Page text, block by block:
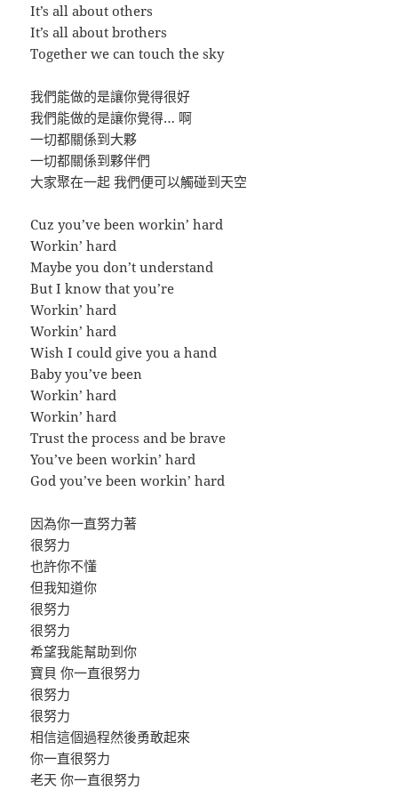
It’s all about others
It’s all about brothers
Together we can touch the sky
我們能做的是讓你覺得很好
我們能做的是讓你覺得… 啊
一切都關係到大夥
一切都關係到夥伴們
大家聚在一起 我們便可以觸碰到天空
Cuz you’ve been workin’ hard
Workin’ hard
Maybe you don’t understand
But I know that you’re
Workin’ hard
Workin’ hard
Wish I could give you a hand
Baby you’ve been
Workin’ hard
Workin’ hard
Trust the process and be brave
You’ve been workin’ hard
God you’ve been workin’ hard
因為你一直努力著
很努力
也許你不懂
但我知道你
很努力
很努力
希望我能幫助到你
寶貝 你一直很努力
很努力
很努力
相信這個過程然後勇敢起來
你一直很努力
老天 你一直很努力